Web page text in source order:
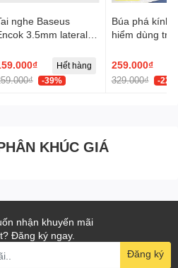
nghe Baseus
3.5mm lateral
Model:
-39%
Hết hàng
Búa phá kính
hiểm dùng
Double
Safety
259.000₫
329.000₫ -22%
KHÚC GIÁ
nhận khuyến mãi
Đăng ký ngay.
Đăng ký